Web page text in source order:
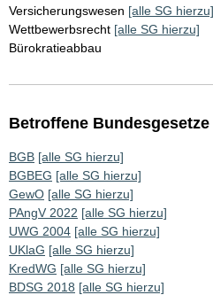
Versicherungswesen [alle SG hierzu]
Wettbewerbsrecht [alle SG hierzu]
Bürokratieabbau
Betroffene Bundesgesetze
BGB [alle SG hierzu]
BGBEG [alle SG hierzu]
GewO [alle SG hierzu]
PAngV 2022 [alle SG hierzu]
UWG 2004 [alle SG hierzu]
UKlaG [alle SG hierzu]
KredWG [alle SG hierzu]
BDSG 2018 [alle SG hierzu]